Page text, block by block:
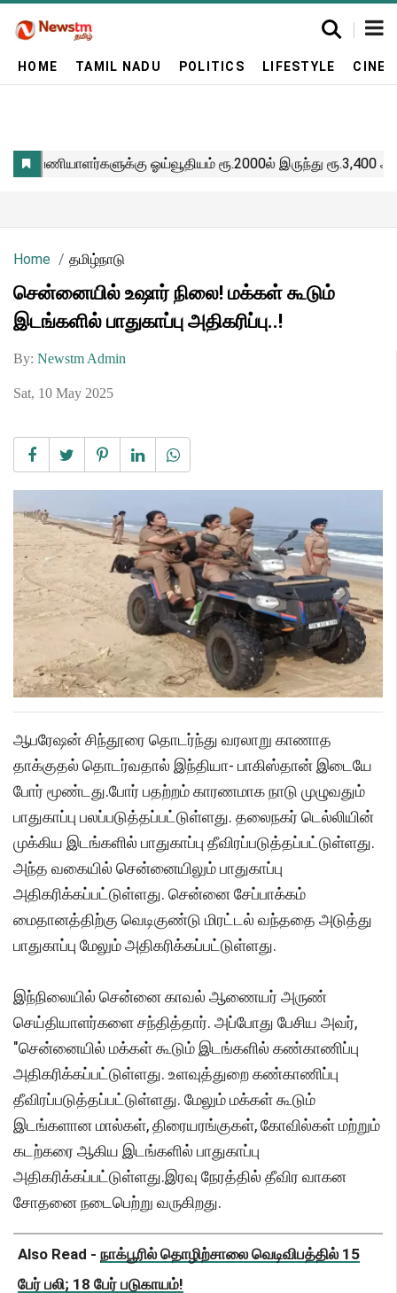
HOME TAMIL NADU POLITICS LIFESTYLE
Home தமிழ்நாடு
சென்னையில் உஷார் நிலை! மக்கள் கூடும்
இடங்களில் பாதுகாப்பு அதிகரிப்பு..!
By: Newstm Admin
Sat, 10 May 2025
ஆபரேஷன் சிந்தூரை தொடர்ந்து வரலாறு காணாத
தாக்குதல் தொடர்வதால் இந்தியா- பாகிஸ்தான் இடையே
போர் மூண்டது.போர் பதற்றம் காரணமாக நாடு முழுவதும்
பாதுகாப்பு பலப்படுத்தப்பட்டுள்ளது. தலைநகர் டெல்லியின்
முக்கிய இடங்களில் பாதுகாப்பு தீவிரப்படுத்தப்பட்டுள்ளது.
அந்த வகையில் சென்னையிலும் பாதுகாப்பு
அதிகரிக்கப்பட்டுள்ளது. சென்னை சேப்பாக்கம்
மைதானத்திற்கு வெடிகுண்டு மிரட்டல் வந்ததை அடுத்து
பாதுகாப்பு மேலும் அதிகரிக்கப்பட்டுள்ளது.
இந்நிலையில் சென்னை காவல் ஆணையர் அருண்
செய்தியாளர்களை சந்தித்தார். அப்போது பேசிய அவர்,
"சென்னையில் மக்கள் கூடும் இடங்களில் கண்காணிப்பு
அதிகரிக்கப்பட்டுள்ளது. உளவுத்துறை கண்காணிப்பு
தீவிரப்படுத்தப்பட்டுள்ளது. மேலும் மக்கள் கூடும்
இடங்களான மால்கள், திரையரங்குகள், கோவில்கள் மற்றும்
கடற்கரை ஆகிய இடங்களில் பாதுகாப்பு
அதிகரிக்கப்பட்டுள்ளது.இரவு நேரத்தில் தீவிர வாகன
சோதனை நடைபெற்று வருகிறது.
Also Read - நாக்பூரில் தொழிற்சாலை வெடிவிபத்தில் 15
பேர் பலி; 18 பேர் படுகாயம்!